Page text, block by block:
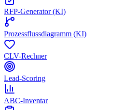
RFP-Generator (KI)
Prozessflussdiagramm (KI)
CLV-Rechner
Lead-Scoring
ABC-Inventar